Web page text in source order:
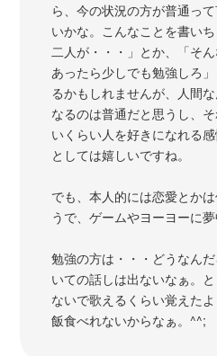
ら、今の状況の方が普通っ
いかな。こんなことを書い
二人が・・・」とか、「そ
あったら少しでも勉強しろ
るかもしれませんが、人間
なるのは普通だと思うし、
いくらい人を好きになれる
としては嬉しいですね。
でも、本人的には恋愛とか
うで、ゲームやヨーヨーに
勉強の方は・・・どうなん
いての話しは出ないなぁ。
ないで歌えるくらい覚えた
飯食べれないからなぁ。^^;